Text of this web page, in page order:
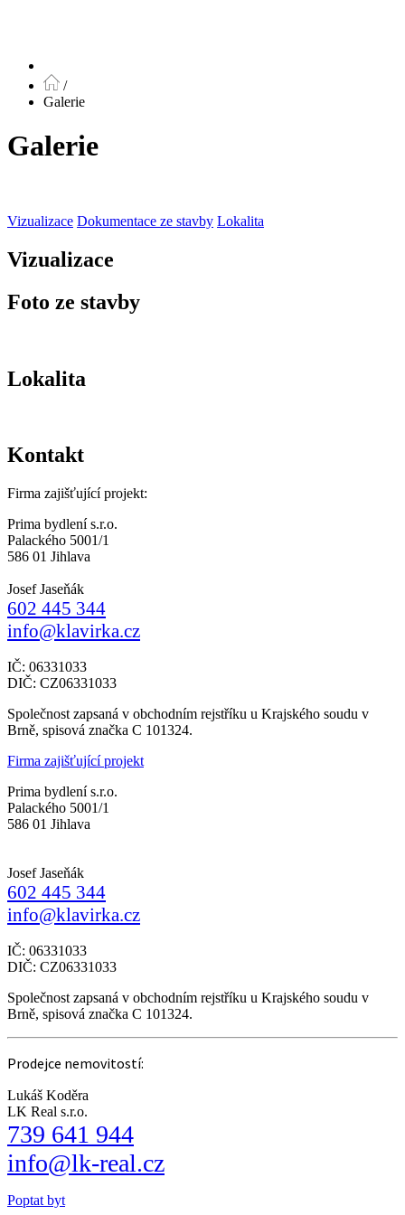
/
Galerie
Galerie
Vizualizace Dokumentace ze stavby Lokalita
Vizualizace
Foto ze stavby
Lokalita
Kontakt
Firma zajišťující projekt:
Prima bydlení s.r.o.
Palackého 5001/1
586 01 Jihlava
Josef Jaseňák
602 445 344
info@klavirka.cz
IČ: 06331033
DIČ: CZ06331033
Společnost zapsaná v obchodním rejstříku u Krajského soudu v
Brně, spisová značka C 101324.
Firma zajišťující projekt
Prima bydlení s.r.o.
Palackého 5001/1
586 01 Jihlava
Josef Jaseňák
602 445 344
info@klavirka.cz
IČ: 06331033
DIČ: CZ06331033
Společnost zapsaná v obchodním rejstříku u Krajského soudu v
Brně, spisová značka C 101324.
Prodejce nemovitostí:
Lukáš Koděra
LK Real s.r.o.
739 641 944
info@lk-real.cz
Poptat byt